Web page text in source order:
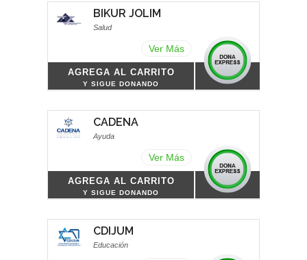
BIKUR JOLIM
Salud
Ver Más
AGREGA AL CARRITO
Y SIGUE DONANDO
CADENA
Ayuda
Ver Más
AGREGA AL CARRITO
Y SIGUE DONANDO
CDIJUM
Educación